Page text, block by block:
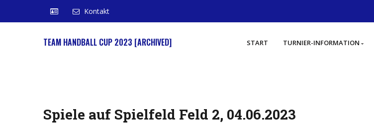
Kontakt
TEAM HANDBALL CUP 2023 [ARCHIVED] START TURNIER-INFORMATION
Spiele auf Spielfeld Feld 2, 04.06.2023